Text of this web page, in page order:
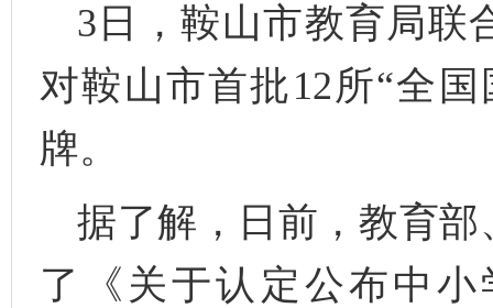
3日，鞍山市教育局联
对鞍山市首批12所“全
牌。
据了解，日前，教育
了《关于认定公布中